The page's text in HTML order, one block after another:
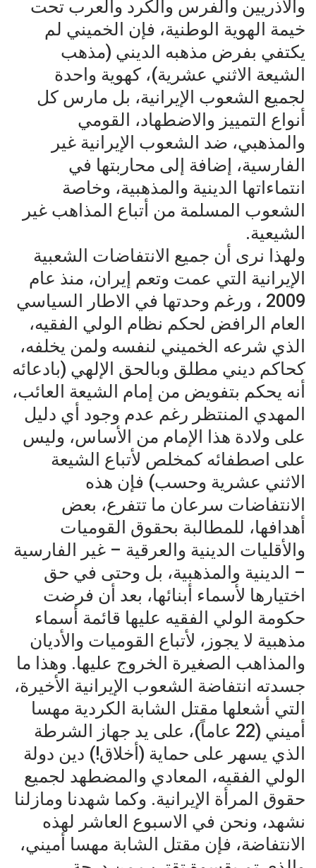
والأذريين والفرس والكرد والعرب تحت
خيمة الهوية الوطنية، فإن الخميني لم
يكتفي بفرض مذهبه الديني (مذهب
الشيعة الاثني عشرية)، كهوية واحدة
لجميع الشعوب الإيرانية، بل مارس كل
أنواع التمييز والاضطهاد، القومي
والمذهبي، ضد الشعوب الإيرانية غير
الفارسية، إضافة إلى محاربتها في
انتماءاتها الدينية والمذهبية، وخاصة
الشعوب المسلمة من أتباع المذاهب غير
الشيعية.
ولهذا نرى أن جميع الانتفاضات الشعبية
الإيرانية التي عمت وتعم إيران، منذ عام
2009 ، ورغم وحدتها في الاطار السياسي
العام الرافض لحكم نظام الولي الفقيه،
الذي شرعه الخميني لنفسه ولمن يخلفه،
كحاكم ديني مطلق وبالحق الإلهي (بادعائه
أنه يحكم بتفويض من إمام الشيعة العائب،
المهدي المنتظر رغم عدم وجود أي دليل
على ولادة هذا الإمام من الأساس، وليس
على اصطفائه كمخلص لأتباع الشيعة
الاثني عشرية وحسب) فإن هذه
الانتفاضات سرعان ما تتفرع، بعض
أهدافها، للمطالبة بحقوق القوميات
والأقليات الدينية والعرقية – غير الفارسية
– الدينية والمذهبية، بل وحتى في حق
اختيارها لأسماء أبنائها، بعد أن فرضت
حكومة الولي الفقيه عليها قائمة أسماء
مذهبية لا يجوز، لأتباع القوميات والأديان
والمذاهب الصغيرة الخروج عليها. وهذا ما
جسدته انتفاضة الشعوب الإيرانية الأخيرة،
التي أشعلها مقتل الشابة الكردية مهسا
أميني (22 عاماً)، على يد جهاز الشرطة
الذي يسهر على حماية (أخلاق!) دين دولة
الولي الفقيه، المعادي والمضطهد لجميع
حقوق المرأة الإيرانية. وكما شهدنا ومازلنا
نشهد، ونحن في الاسبوع العاشر لهذه
الانتفاضة، فإن مقتل الشابة مهسا أميني،